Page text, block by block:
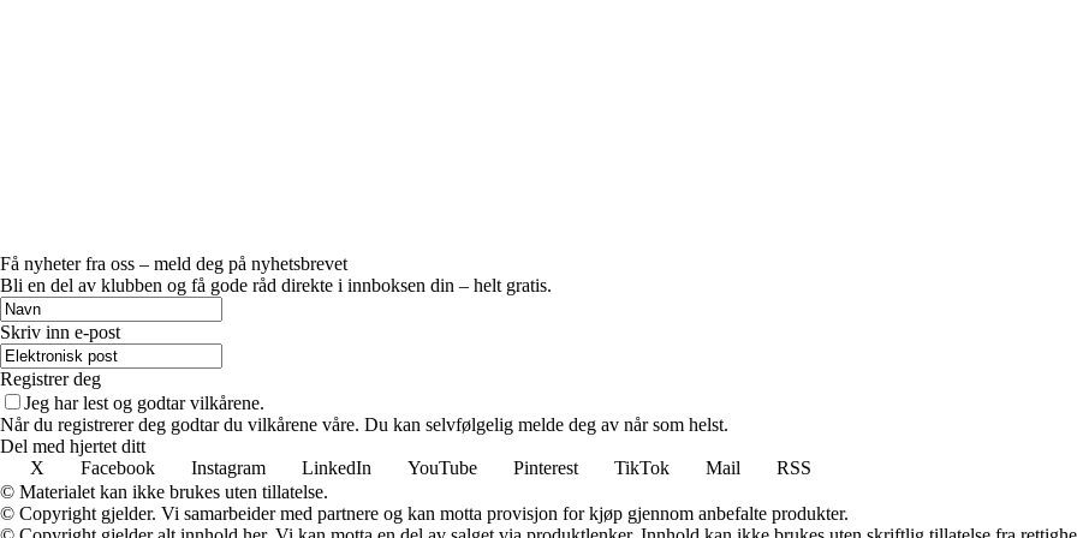
Få nyheter fra oss – meld deg på nyhetsbrevet
Bli en del av klubben og få gode råd direkte i innboksen din – helt gratis.
Skriv inn e-post
Registrer deg
Jeg har lest og godtar vilkårene.
Når du registrerer deg godtar du vilkårene våre. Du kan selvfølgelig melde deg av når som helst.
Del med hjertet ditt
X
Facebook Instagram LinkedIn YouTube Pinterest TikTok Mail
RSS
© Materialet kan ikke brukes uten tillatelse.
© Copyright gjelder. Vi samarbeider med partnere og kan motta provisjon for kjøp gjennom anbefalte produkter.